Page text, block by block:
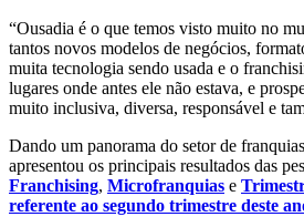
“Ousadia é o que temos visto muito no
tantos novos modelos de negócios,
muita tecnologia sendo usada e o
lugares onde antes ele não estava, e
muito inclusiva, diversa, responsável e
Dando um panorama do setor de
apresentou os principais resultados das
Franchising, Microfranquias e
referente ao segundo trimestre deste